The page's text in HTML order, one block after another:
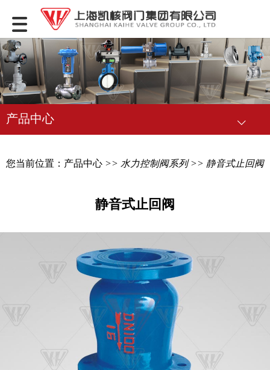
产品中心
您当前位置： 产品中心 >> 水力控制阀系列>> 静音式止回阀
静音式止回阀